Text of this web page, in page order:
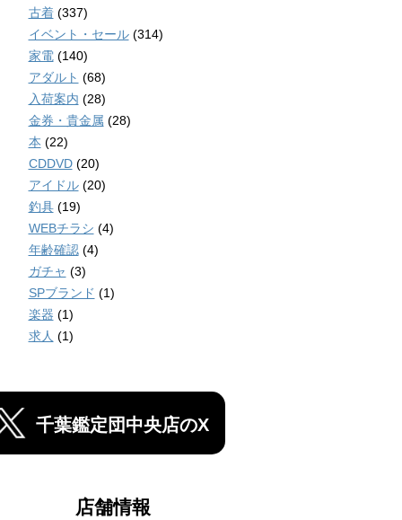
古着(337)
イベント・セール(314)
家電(140)
アダルト (68)
入荷案内 (28)
金券・貴金属 (28)
本 (22)
CDDVD(20)
アイドル(20)
釣具(19)
WEBチラシ (4)
年齢確認(4)
ガチャ (3)
SPブランド (1)
楽器 (1)
求人 (1)
千葉鑑定団中央店のX
店舗情報